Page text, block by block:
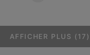
AFFICHER PLUS (17)